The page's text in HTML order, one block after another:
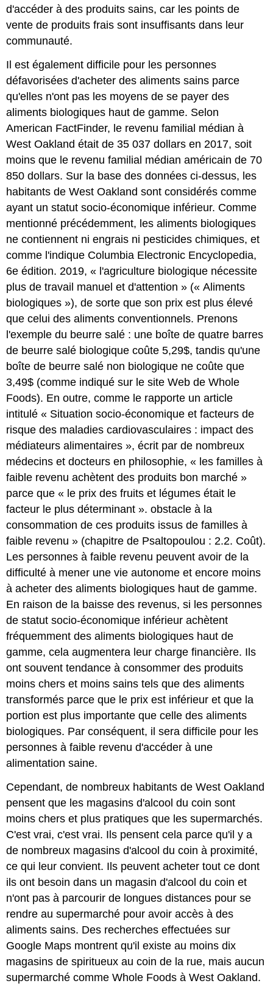
d'accéder à des produits sains, car les points de
vente de produits frais sont insuffisants dans leur
communauté.
Il est également difficile pour les personnes
défavorisées d'acheter des aliments sains parce
qu'elles n'ont pas les moyens de se payer des
aliments biologiques haut de gamme. Selon
American FactFinder, le revenu familial médian à
West Oakland était de 35 037 dollars en 2017, soit
moins que le revenu familial médian américain de 70
850 dollars. Sur la base des données ci-dessus, les
habitants de West Oakland sont considérés comme
ayant un statut socio-économique inférieur. Comme
mentionné précédemment, les aliments biologiques
ne contiennent ni engrais ni pesticides chimiques, et
comme l'indique Columbia Electronic Encyclopedia,
6e édition. 2019, « l'agriculture biologique nécessite
plus de travail manuel et d'attention » (« Aliments
biologiques »), de sorte que son prix est plus élevé
que celui des aliments conventionnels. Prenons
l'exemple du beurre salé : une boîte de quatre barres
de beurre salé biologique coûte 5,29$, tandis qu'une
boîte de beurre salé non biologique ne coûte que
3,49$ (comme indiqué sur le site Web de Whole
Foods). En outre, comme le rapporte un article
intitulé « Situation socio-économique et facteurs de
risque des maladies cardiovasculaires : impact des
médiateurs alimentaires », écrit par de nombreux
médecins et docteurs en philosophie, « les familles à
faible revenu achètent des produits bon marché »
parce que « le prix des fruits et légumes était le
facteur le plus déterminant ». obstacle à la
consommation de ces produits issus de familles à
faible revenu » (chapitre de Psaltopoulou : 2.2. Coût).
Les personnes à faible revenu peuvent avoir de la
difficulté à mener une vie autonome et encore moins
à acheter des aliments biologiques haut de gamme.
En raison de la baisse des revenus, si les personnes
de statut socio-économique inférieur achètent
fréquemment des aliments biologiques haut de
gamme, cela augmentera leur charge financière. Ils
ont souvent tendance à consommer des produits
moins chers et moins sains tels que des aliments
transformés parce que le prix est inférieur et que la
portion est plus importante que celle des aliments
biologiques. Par conséquent, il sera difficile pour les
personnes à faible revenu d'accéder à une
alimentation saine.
Cependant, de nombreux habitants de West Oakland
pensent que les magasins d'alcool du coin sont
moins chers et plus pratiques que les supermarchés.
C'est vrai, c'est vrai. Ils pensent cela parce qu'il y a
de nombreux magasins d'alcool du coin à proximité,
ce qui leur convient. Ils peuvent acheter tout ce dont
ils ont besoin dans un magasin d'alcool du coin et
n'ont pas à parcourir de longues distances pour se
rendre au supermarché pour avoir accès à des
aliments sains. Des recherches effectuées sur
Google Maps montrent qu'il existe au moins dix
magasins de spiritueux au coin de la rue, mais aucun
supermarché comme Whole Foods à West Oakland.